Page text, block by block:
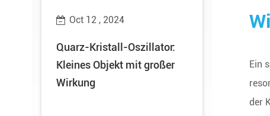
Oct 12 , 2024
Quarz-Kristall-Oszillator:
Kleines Objekt mit großer
Wirkung
Oct 10 ,
mit dem
Ein
der